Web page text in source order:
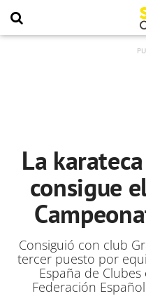
La
consigue
Consiguió con club
tercer puesto por
España de
Federación